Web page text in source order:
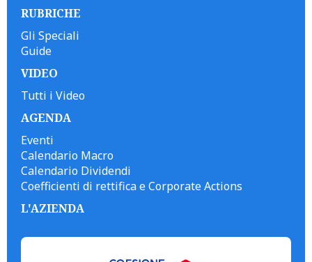
RUBRICHE
Gli Speciali
Guide
VIDEO
Tutti i Video
AGENDA
Eventi
Calendario Macro
Calendario Dividendi
Coefficienti di rettifica e Corporate Actions
L'AZIENDA